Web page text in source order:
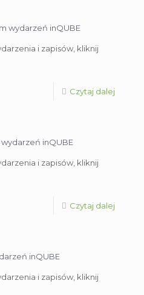
wydarzeń inQUBE
i zapisów, kliknij
Czytaj dalej
inQUBE
i zapisów, kliknij
Czytaj dalej
inQUBE
i zapisów, kliknij